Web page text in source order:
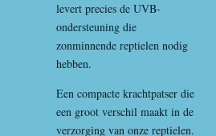
levert precies de UVB-
ondersteuning die
zonminnende reptielen nodig
hebben.
Een compacte krachtpatser die
een groot verschil maakt in de
verzorging van onze reptielen.